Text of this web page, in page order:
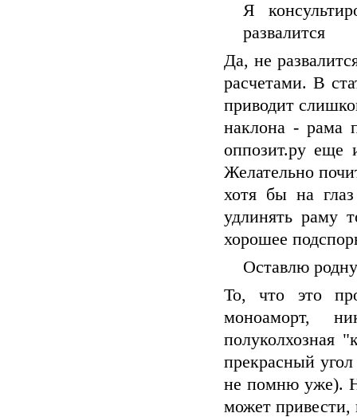
Я
развалится
Да, не
расчетами. В
приводит
наклона - рама
оппозит.ру еще
Желательно
хотя бы на
удлинять раму
хорошее
Оставлю
То, что это
моноаморт,
полуколхозная
прекрасный
не помню уже).
может